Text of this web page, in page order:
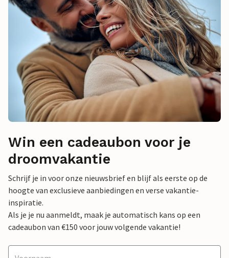
Win een cadeaubon voor je
droomvakantie
Schrijf je in voor onze nieuwsbrief en blijf als eerste op de
hoogte van exclusieve aanbiedingen en verse vakantie-
inspiratie.
Als je je nu aanmeldt, maak je automatisch kans op een
cadeaubon van €150 voor jouw volgende vakantie!